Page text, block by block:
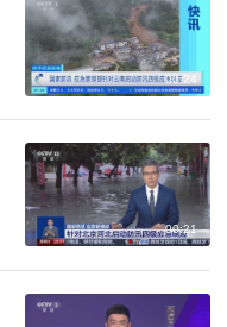
00:24
00:21